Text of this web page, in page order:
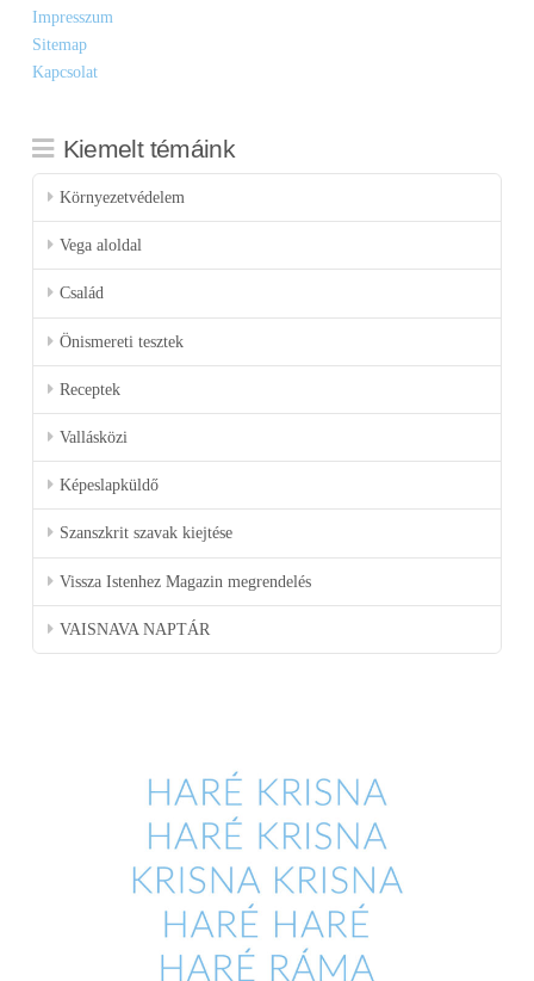
Impresszum
Sitemap
Kapcsolat
Kiemelt témáink
Környezetvédelem
Vega aloldal
Család
Önismereti tesztek
Receptek
Vallásközi
Képeslapküldő
Szanszkrit szavak kiejtése
Vissza Istenhez Magazin megrendelés
VAISNAVA NAPTÁR